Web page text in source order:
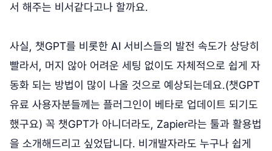
서 해주는 비서같다고나 할까요.
사실, 챗GPT를 비롯한 AI 서비스들의 발전 속도가 상당히
빨라서, 머지 않아 어려운 세팅 없이도 자체적으로 쉽게 자
동화 되는 방법이 많이 나올 것으로 예상되는데요.(챗GPT
유료 사용자분들께는 플러그인이 베타로 업데이트 되기도
했구요) 꼭 챗GPT가 아니더라도, Zapier라는 툴과 활용법
을 소개해드리고 싶었답니다. 비개발자라도 누구나 쉽게